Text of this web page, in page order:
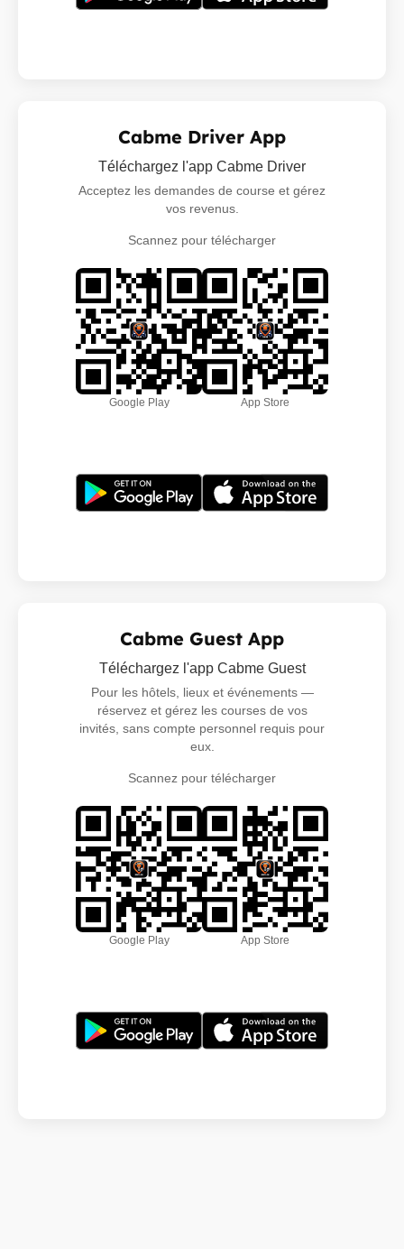
Cabme Driver App
Téléchargez l'app Cabme Driver
Acceptez les demandes de course et gérez
vos revenus.
Scannez pour télécharger
Google Play App Store
Cabme Guest App
Téléchargez l'app Cabme Guest
Pour les hôtels, lieux et événements —
réservez et gérez les courses de vos
invités, sans compte personnel requis pour
eux.
Scannez pour télécharger
Google Play App Store